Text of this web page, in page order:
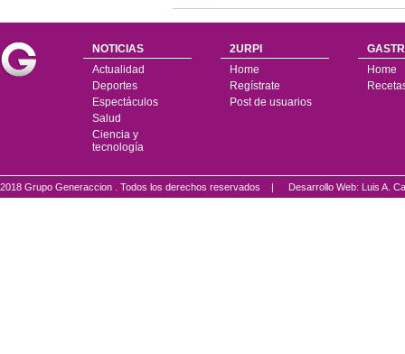
NOTICIAS
Actualidad
Deportes
Espectáculos
Salud
Ciencia y
tecnología
2URPI
Home
Regístrate
Post de usuarios
Home
2018 Grupo Generaccion . Todos los derechos reservados | Desarrollo Web: Luis